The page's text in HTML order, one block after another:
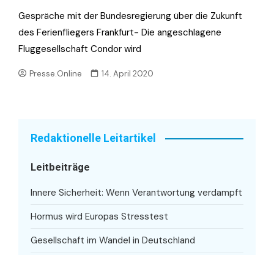
Gespräche mit der Bundesregierung über die Zukunft
des Ferienfliegers Frankfurt- Die angeschlagene
Fluggesellschaft Condor wird
Presse.Online 14. April 2020
Redaktionelle Leitartikel
Leitbeiträge
Innere Sicherheit: Wenn Verantwortung verdampft
Hormus wird Europas Stresstest
Gesellschaft im Wandel in Deutschland